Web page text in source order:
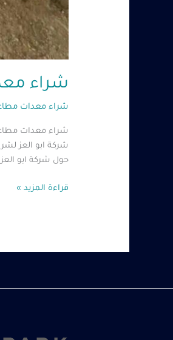
شراء معدات
شراء معدات
شراء معدات
شركة ابو العز
حول شركة ابو
قراءة المزيد »